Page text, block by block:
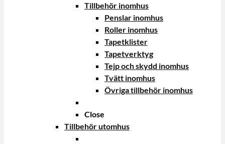
Tillbehör inomhus
Penslar inomhus
Roller inomhus
Tapetklister
Tapetverktyg
Tejp och skydd inomhus
Tvätt inomhus
Övriga tillbehör inomhus
Close
Tillbehör utomhus